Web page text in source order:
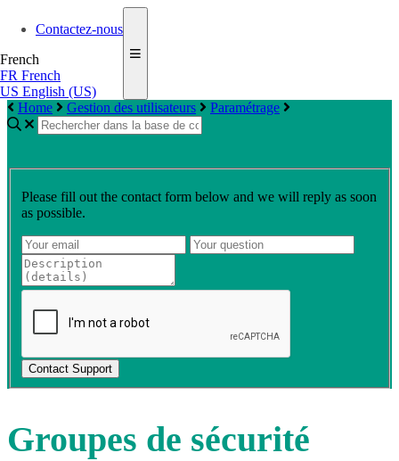
Contactez-nous
French
FR French
US English (US)
Home
Gestion des utilisateurs Paramétrage
Please fill out the contact form below and we will reply as soon
as possible.
Contact Support
Groupes de sécurité